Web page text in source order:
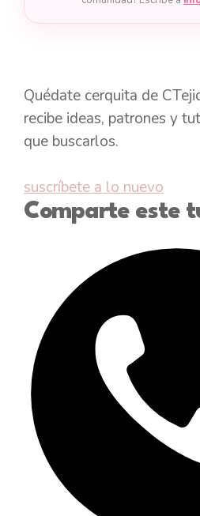
Quédate cerquita de
recibe ideas, patrones y
que buscarlos.
suscríbete a lo nuevo
Comparte este